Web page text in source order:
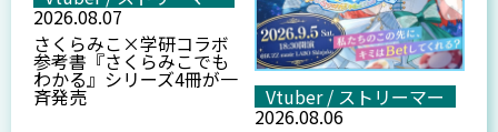
2026.08.07
さくらみこ×学研コラボ
参考書『さくらみこでも
わかる』シリーズ4冊が一
斉発売 Vtuber / ストリーマー
2026.08.06